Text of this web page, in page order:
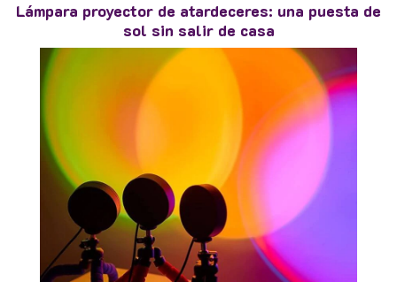
Lámpara proyector de atardeceres: una puesta de
sol sin salir de casa